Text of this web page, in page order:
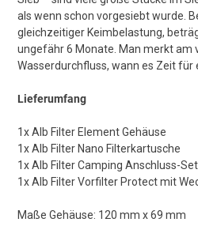
als wenn schon vorgesiebt wurde.
gleichzeitiger Keimbelastung,
ungefähr 6 Monate. Man merkt am
Wasserdurchfluss, wann es Zeit für
Lieferumfang
1x Alb Filter Element Gehäuse
1x Alb Filter Nano Filterkartusche
1x Alb Filter Camping Anschluss-Set
1x Alb Filter Vorfilter Protect mit
Maße Gehäuse: 120 mm x 69 mm